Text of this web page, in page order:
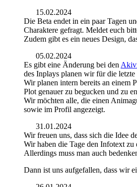
15.02.2024
Die Beta endet in ein paar Tagen
Charaktere gefragt. Meldet euch
Zudem gibt es ein neues Design,
05.02.2024
Es gibt eine Änderung bei den
des Inplays planen wir für die
Wir planen intern bereits an einem
Plot genauer zu begucken und zu
Wir möchten alle, die einen
sowie im Profil angezeigt.
31.01.2024
Wir freuen uns, dass sich die Idee
Wir haben die Tage den Infotext zu
Allerdings muss man auch
Dann ist uns aufgefallen, dass wir